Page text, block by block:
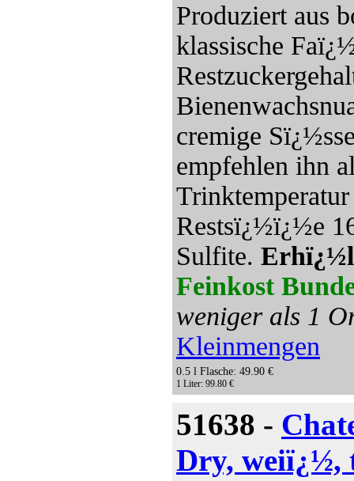
Produziert aus
klassische
cremige
empfehlen ihn
Restsï¿½ï¿½e
Sulfite.
Feinkost
weniger als 1
Kleinmengen
0.5 l Flasche: 49.90 €
1 Liter: 99.80 €
51638 -
Dry, weiï¿½,